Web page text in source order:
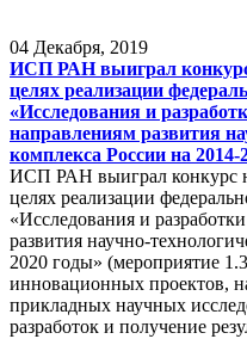
04 Декабря, 2019
ИСП РАН выиграл конкурс
целях реализации
«Исследования и
направлениям развития
комплекса России на 2014-
ИСП РАН выиграл конкурс
целях реализации
«Исследования и
развития научно-
2020 годы» (мероприятие
инновационных проектов,
прикладных научных
разработок и получение